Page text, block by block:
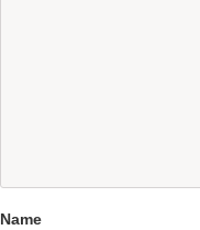
Name